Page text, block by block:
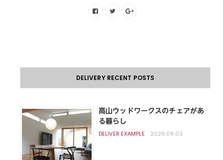
DELIVERY RECENT POSTS
高山ウッドワークスのチェアがあ
る暮らし
2026.08.03